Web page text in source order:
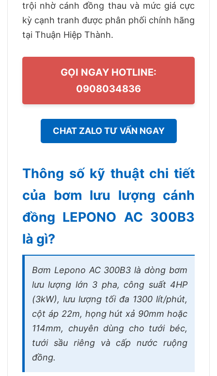
trội nhờ cánh đồng thau và mức giá cực
kỳ cạnh tranh được phân phối chính hãng
tại Thuận Hiệp Thành.
GỌI NGAY HOTLINE:
0908034836
CHAT ZALO TƯ VẤN NGAY
Thông số kỹ thuật chi tiết
của bơm lưu lượng cánh
đồng LEPONO AC 300B3
là gì?
Bơm Lepono AC 300B3 là dòng bơm
lưu lượng lớn 3 pha, công suất 4HP
(3kW), lưu lượng tối đa 1300 lít/phút,
cột áp 22m, họng hút xả 90mm hoặc
114mm, chuyên dùng cho tưới béc,
tưới sầu riêng và cấp nước ruộng
đồng.